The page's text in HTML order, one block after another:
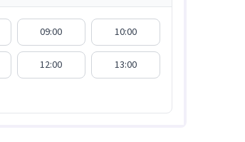
09:00 10:00
12:00 13:00